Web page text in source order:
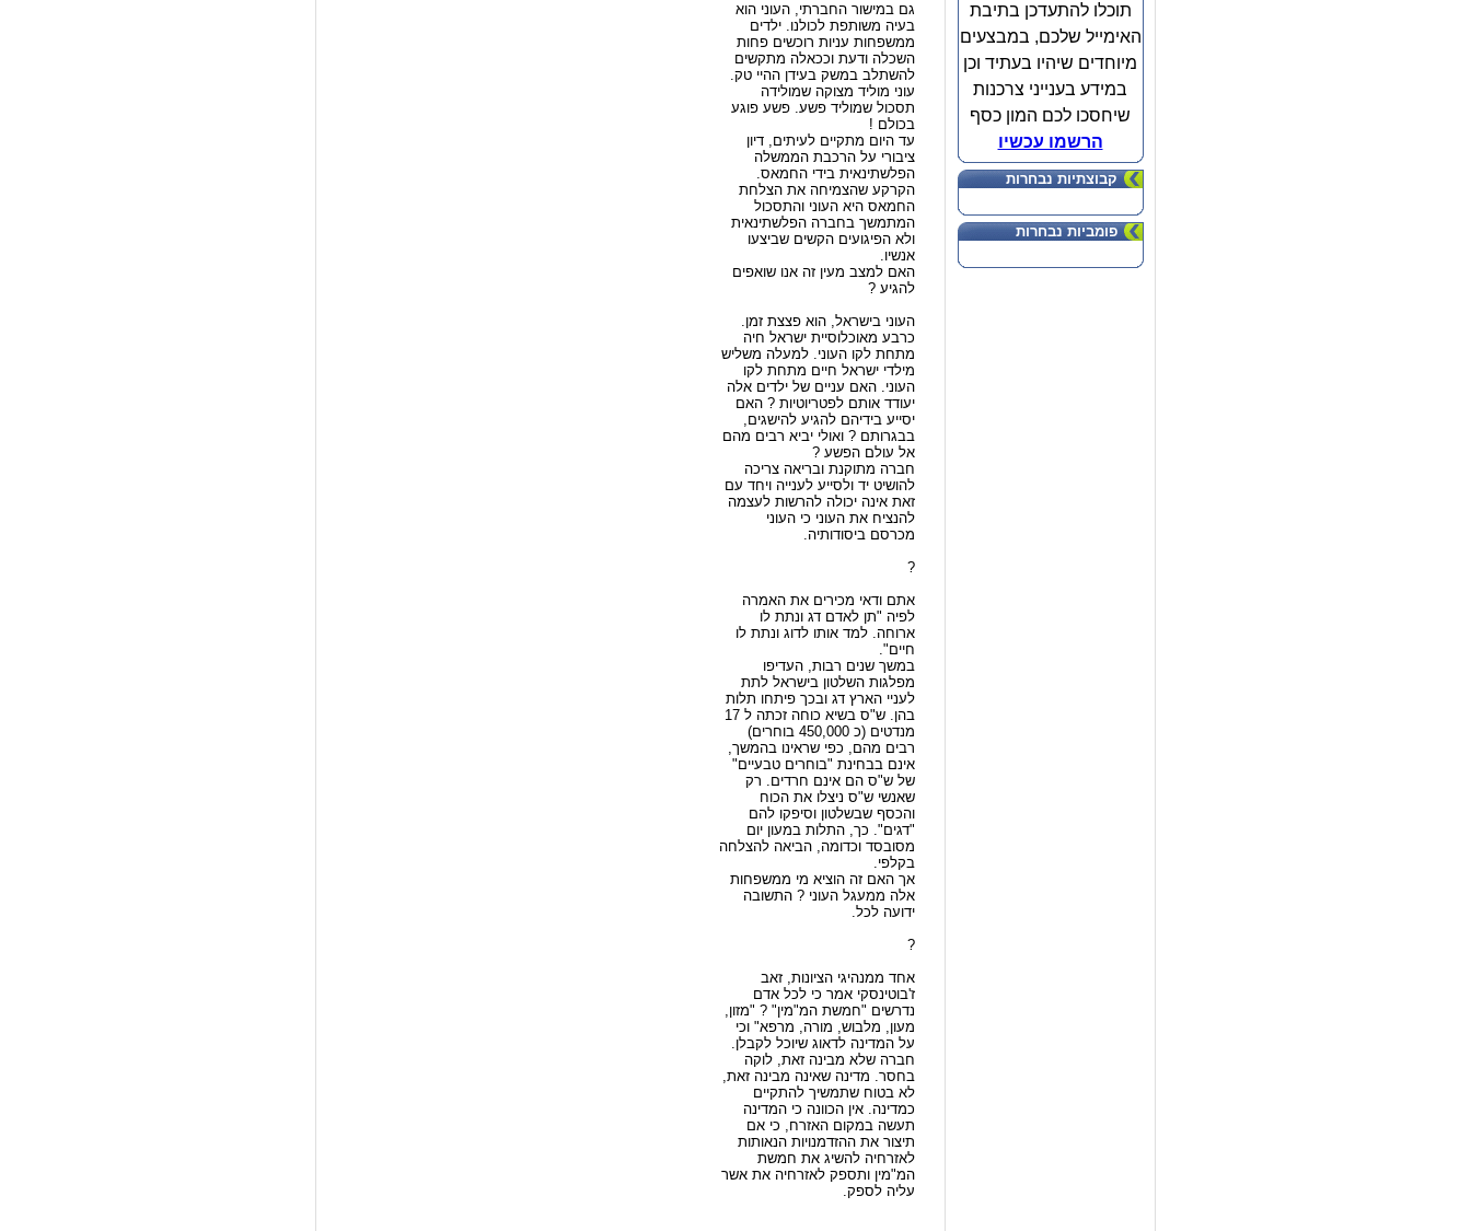
תוכלו להתעדכן בתיבת
האימייל שלכם, במבצעים
מיוחדים שיהיו בעתיד וכן
במידע בענייני צרכנות
שיחסכו לכם המון כסף
הרשמו עכשיו
קבוצתיות נבחרות
פומביות נבחרות
גם במישור החברתי, העוני הוא
בעיה משותפת לכולנו. ילדים
ממשפחות עניות רוכשים פחות
השכלה ודעת וככאלה מתקשים
להשתלב במשק בעידן ההיי טק.
עוני מוליד מצוקה שמולידה
תסכול שמוליד פשע. פשע פוגע
בכולם !
עד היום מתקיים לעיתים, דיון
ציבורי על הרכבת הממשלה
הפלשתינאית בידי החמאס.
הקרקע שהצמיחה את הצלחת
החמאס היא העוני והתסכול
המתמשך בחברה הפלשתינאית
ולא הפיגועים הקשים שביצעו
אנשיו.
האם למצב מעין זה אנו שואפים
להגיע ?
העוני בישראל, הוא פצצת זמן.
כרבע מאוכלוסיית ישראל חיה
מתחת לקו העוני. למעלה משליש
מילדי ישראל חיים מתחת לקו
העוני. האם עניים של ילדים אלה
יעודד אותם לפטריוטיות ? האם
יסייע בידיהם להגיע להישגים,
בבגרותם ? ואולי יביא רבים מהם
אל עולם הפשע ?
חברה מתוקנת ובריאה צריכה
להושיט יד ולסייע לענייה ויחד עם
זאת אינה יכולה להרשות לעצמה
להנציח את העוני כי העוני
מכרסם ביסודותיה.
?
אתם ודאי מכירים את האמרה
לפיה "תן לאדם דג ונתת לו
ארוחה. למד אותו לדוג ונתת לו
חיים".
במשך שנים רבות, העדיפו
מפלגות השלטון בישראל לתת
לעניי הארץ דג ובכך פיתחו תלות
בהן. ש"ס בשיא כוחה זכתה ל 17
מנדטים (כ 450,000 בוחרים)
רבים מהם, כפי שראינו בהמשך,
אינם בבחינת "בוחרים טבעיים"
של ש"ס הם אינם חרדים. רק
שאנשי ש"ס ניצלו את הכוח
והכסף שבשלטון וסיפקו להם
"דגים". כך, התלות במעון יום
מסובסד וכדומה, הביאה להצלחה
בקלפי.
אך האם זה הוציא מי ממשפחות
אלה ממעגל העוני ? התשובה
ידועה לכל.
?
אחד ממנהיגי הציונות, זאב
ז'בוטינסקי אמר כי לכל אדם
נדרשים "חמשת המ"מין" ? "מזון,
מעון, מלבוש, מורה, מרפא" וכי
על המדינה לדאוג שיוכל לקבלן.
חברה שלא מבינה זאת, לוקה
בחסר. מדינה שאינה מבינה זאת,
לא בטוח שתמשיך להתקיים
כמדינה. אין הכוונה כי המדינה
תעשה במקום האזרח, כי אם
תיצור את ההזדמנויות הנאותות
לאזרחיה להשיג את חמשת
המ"מין ותספק לאזרחיה את אשר
עליה לספק.